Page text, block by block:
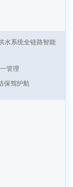
水系统全链路智能
管理
保驾护航
化管理
解决方案
忧